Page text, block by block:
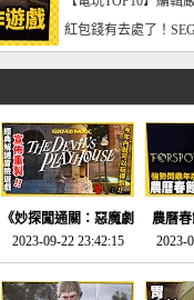
了，封面圖直接雷你
紅包錢有去處了！
宅速配20230119
《妙探闖通關：惡魔劇
場》將推出「重製
版」!!!今年就能玩到!!-
電玩宅速配20230124
2023-09-22 23:42:15
農曆
SE社
動作角
電玩宅
2023-